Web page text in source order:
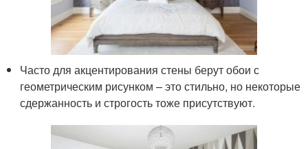
Часто для акцентирования стены берут обои с
геометрическим рисунком – это стильно, но некоторые
сдержанность и строгость тоже присутствуют.